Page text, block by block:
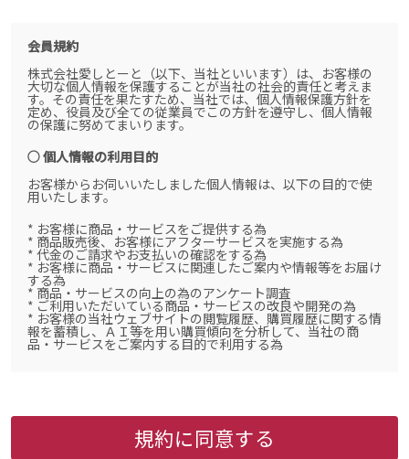
会員規約
株式会社愛しとーと（以下、当社といいます）は、お客様の
大切な個人情報を保護することが当社の社会的責任と考えま
す。その責任を果たすため、当社では、個人情報保護方針を
定め、役員及び全ての従業員でこの方針を遵守し、個人情報
の保護に努めてまいります。
○ 個人情報の利用目的
お客様からお伺いいたしました個人情報は、以下の目的で使
用いたします。
* お客様に商品・サービスをご提供する為
* 商品販売後、お客様にアフターサービスを実施する為
* 代金のご請求やお支払いの確認をする為
* お客様に商品・サービスに関連したご案内や情報等をお届け
する為
* 商品・サービスの向上の為のアンケート調査
* ご利用いただいている商品・サービスの改良や開発の為
* お客様の当社ウェブサイトの閲覧履歴、購買履歴に関する情
報を蓄積し、ＡＩ等を用い購買傾向を分析して、当社の商
品・サービスをご案内する目的で利用する為
た場合には、当社が登録情報を変更させて頂く場合もありま
すのでご了承下さい。規約に同意する